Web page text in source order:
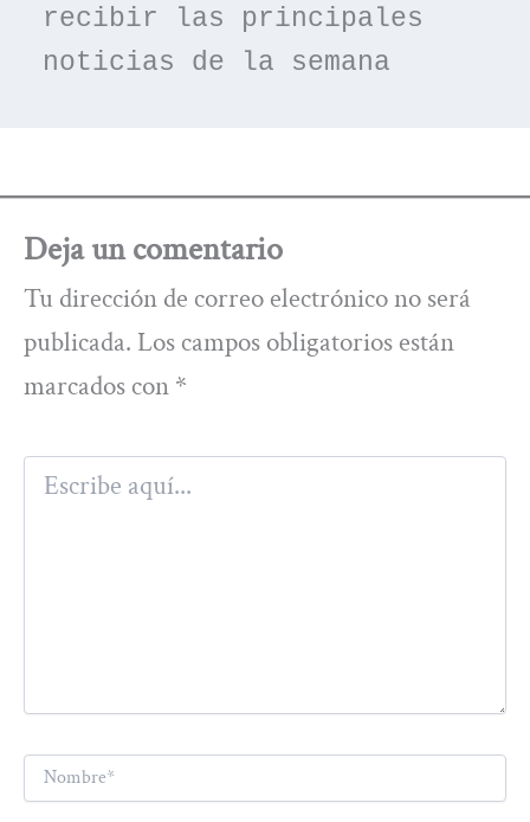
recibir las principales
noticias de la semana
Deja un comentario
Tu dirección de correo electrónico no será
publicada. Los campos obligatorios están
marcados con *
Escribe
aquí...
Nombre*